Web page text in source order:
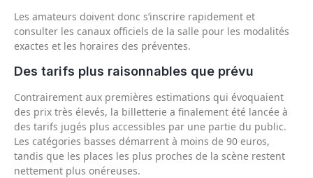
Les amateurs doivent donc s’inscrire rapidement et
consulter les canaux officiels de la salle pour les modalités
exactes et les horaires des préventes.
Des tarifs plus raisonnables que prévu
Contrairement aux premières estimations qui évoquaient
des prix très élevés, la billetterie a finalement été lancée à
des tarifs jugés plus accessibles par une partie du public.
Les catégories basses démarrent à moins de 90 euros,
tandis que les places les plus proches de la scène restent
nettement plus onéreuses.